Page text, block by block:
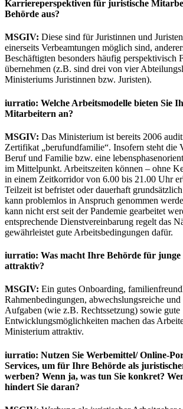
Karriereperspektiven für juristische
Behörde aus?
MSGIV: Diese sind für Juristinnen und
einerseits Verbeamtungen möglich sind,
Beschäftigten besonders häufig perspektivisch
übernehmen (z.B. sind drei von vier
Ministeriums Juristinnen bzw. Juristen).
iurratio: Welche Arbeitsmodelle bieten Sie
Mitarbeitern an?
MSGIV: Das Ministerium ist bereits 2006
Zertifikat „berufundfamilie“. Insofern steht die
Beruf und Familie bzw. eine
im Mittelpunkt. Arbeitszeiten können – ohne
in einem Zeitkorridor von 6.00 bis 21.00 Uhr
Teilzeit ist befristet oder dauerhaft
kann problemlos in Anspruch genommen
kann nicht erst seit der Pandemie gearbeitet
entsprechende Dienstvereinbarung regelt das
gewährleistet gute Arbeitsbedingungen dafür.
iurratio: Was macht Ihre Behörde für junge
attraktiv?
MSGIV: Ein gutes Onboarding,
Rahmenbedingungen, abwechslungsreiche und
Aufgaben (wie z.B. Rechtssetzung) sowie gute
Entwicklungsmöglichkeiten machen das
Ministerium attraktiv.
iurratio: Nutzen Sie Werbemittel/ Online-
Services, um für Ihre Behörde als
werben? Wenn ja, was tun Sie konkret?
hindert Sie daran?